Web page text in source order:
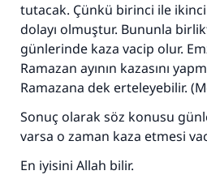
tutacak. Çünkü birinci ile ikinci
dolayı olmuştur. Bununla
günlerinde kaza vacip olur.
Ramazan ayının kazasını
Ramazana dek erteleyebilir.
Sonuç olarak söz konusu
varsa o zaman kaza etmesi
En iyisini Allah bilir.